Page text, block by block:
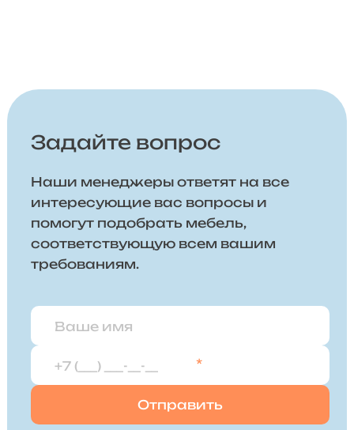
Задайте вопрос
Наши менеджеры ответят на все
интересующие вас вопросы и
помогут подобрать мебель,
соответствующую всем вашим
требованиям.
*